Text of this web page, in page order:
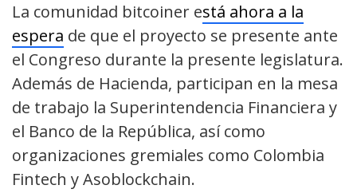
La comunidad bitcoiner está ahora a la
espera de que el proyecto se presente ante
el Congreso durante la presente legislatura.
Además de Hacienda, participan en la mesa
de trabajo la Superintendencia Financiera y
el Banco de la República, así como
organizaciones gremiales como Colombia
Fintech y Asoblockchain.